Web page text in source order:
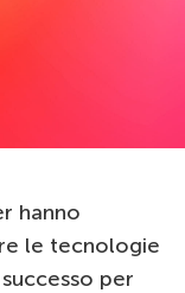
hanno
le tecnologie
per